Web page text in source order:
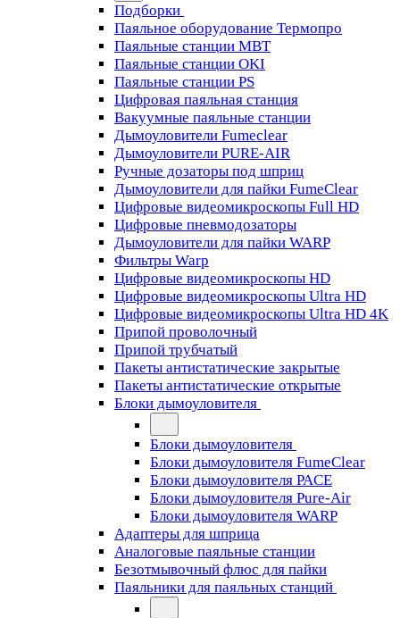
Подборки
Паяльное оборудование Термопро
Паяльные станции MBT
Паяльные станции OKI
Паяльные станции PS
Цифровая паяльная станция
Вакуумные паяльные станции
Дымоуловители Fumeclear
Дымоуловители PURE-AIR
Ручные дозаторы под шприц
Дымоуловители для пайки FumeClear
Цифровые видеомикроскопы Full HD
Цифровые пневмодозаторы
Дымоуловители для пайки WARP
Фильтры Warp
Цифровые видеомикроскопы HD
Цифровые видеомикроскопы Ultra HD
Цифровые видеомикроскопы Ultra HD 4K
Припой проволочный
Припой трубчатый
Пакеты антистатические закрытые
Пакеты антистатические открытые
Блоки дымоуловителя
Блоки дымоуловителя
Блоки дымоуловителя FumeClear
Блоки дымоуловителя PACE
Блоки дымоуловителя Pure-Air
Блоки дымоуловителя WARP
Адаптеры для шприца
Аналоговые паяльные станции
Безотмывочный флюс для пайки
Паяльники для паяльных станций